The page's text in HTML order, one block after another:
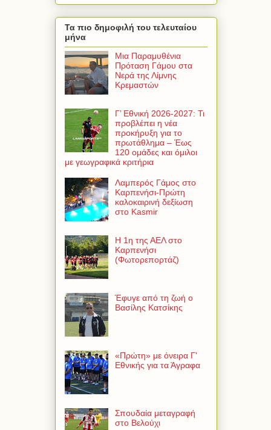
Τα πιο δημοφιλή του τελευταίου
μήνα
Μια Παραμυθένια
Πρόταση Γάμου στα
Νερά της Λίμνης
Κρεμαστών
Γ’ Εθνική 2026-2027: Τι
προβλέπει η νέα
προκήρυξη για το
πρωτάθλημα – Έως
120 ομάδες και όμιλοι
με γεωγραφικά κριτήρια
Λαμπερός Γάμος στο
Καρπενήσι-Πρώτη
καλοκαιρινή δεξίωση
στο Kasmir
Η 1η της ΑΕΛ στο
Καρπενήσι
(Φωτορεπορτάζ)
Έφυγε από τη ζωή ο
Βασίλης Κατσίκης
«Πρώτη» με όνειρα Γ'
Εθνικής για τα Άγραφα
Σπουδαία μεταγραφή
στο Βελούχι